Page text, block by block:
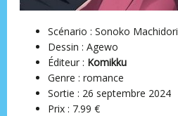
Scénario : Sonoko Machidori
Dessin : Agewo
Éditeur ‏: Komikku
Genre : romance
Sortie : 26 septembre 2024
Prix : 7.99 €